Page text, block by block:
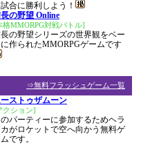
合に勝利しよう！
の野望 Online
格MMORPG対戦バトル]
の野望シリーズの世界観をベー
作られたMMORPGゲームです
⇒無料フラッシュゲーム一覧
ストゥザムーン
クション]
のパーティーに参加するためヘラ
がロケットで空へ向かう無料ゲ
です。